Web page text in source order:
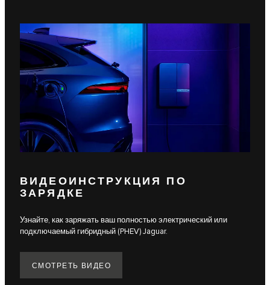
ВИДЕОИНСТРУКЦИЯ ПО
ЗАРЯДКЕ
Узнайте, как заряжать ваш полностью электрический или
подключаемый гибридный (PHEV) Jaguar.
СМОТРЕТЬ ВИДЕО